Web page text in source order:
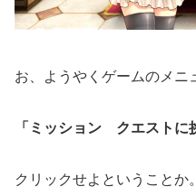
お、ようやくゲームのメニ
「ミッション クエストに
クリックせよということか。